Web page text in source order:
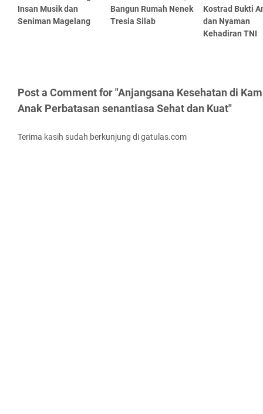
Insan Musik dan
Seniman Magelang
Bangun Rumah Nenek
Tresia Silab
Kostrad Bukti
dan Nyaman
Kehadiran TNI
Post a Comment for "Anjangsana Kesehatan di
Anak Perbatasan senantiasa Sehat dan Kuat"
Terima kasih sudah berkunjung di gatulas.com